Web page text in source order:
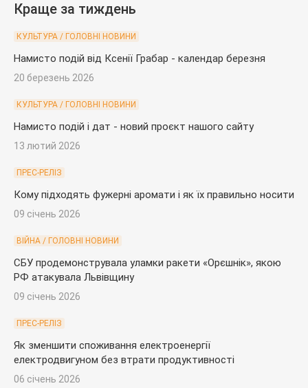
Краще за тиждень
КУЛЬТУРА / ГОЛОВНІ НОВИНИ
Намисто подій від Ксенії Грабар - календар березня
20 березень 2026
КУЛЬТУРА / ГОЛОВНІ НОВИНИ
Намисто подій і дат - новий проєкт нашого сайту
13 лютий 2026
ПРЕС-РЕЛІЗ
Кому підходять фужерні аромати і як їх правильно носити
09 січень 2026
ВІЙНА / ГОЛОВНІ НОВИНИ
СБУ продемонструвала уламки ракети «Орєшнік», якою
РФ атакувала Львівщину
09 січень 2026
ПРЕС-РЕЛІЗ
Як зменшити споживання електроенергії
електродвигуном без втрати продуктивності
06 січень 2026